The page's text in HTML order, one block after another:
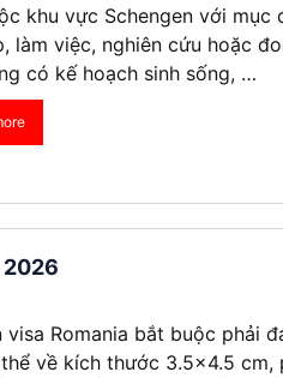
khu vực Schengen với mục
làm việc, nghiên cứu hoặc
có kế hoạch sinh sống, …
2026
visa Romania bắt buộc phải
về kích thước 3.5×4.5 cm,